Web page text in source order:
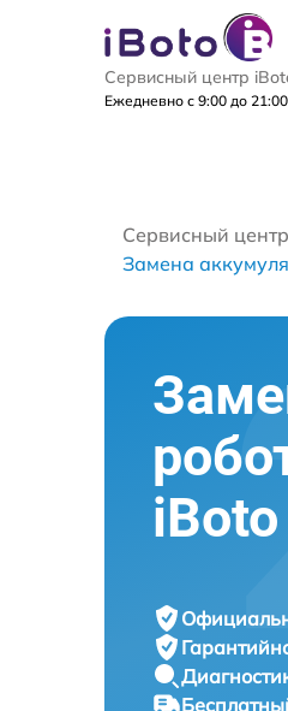
Сервисный центр
Ежедневно с 9:00 до 21:00
Сервисный
Замена